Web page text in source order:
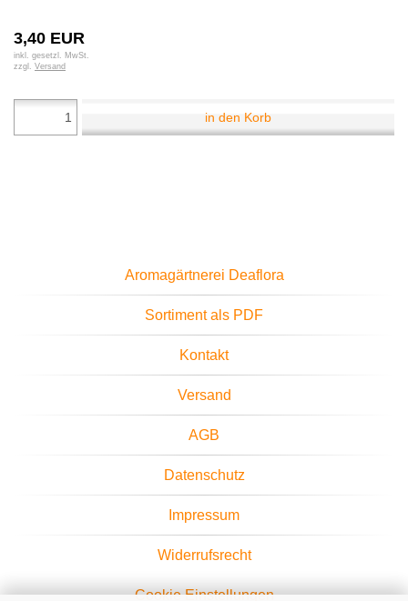
3,40 EUR
inkl. gesetzl. MwSt.
zzgl. Versand
in den Korb
Aromagärtnerei Deaflora
Sortiment als PDF
Kontakt
Versand
AGB
Datenschutz
Impressum
Widerrufsrecht
Cookie Einstellungen